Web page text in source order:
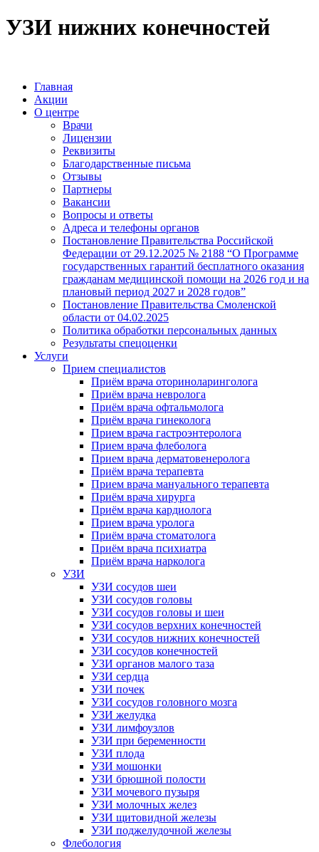
УЗИ нижних конечностей
Главная
Акции
О центре
Врачи
Лицензии
Реквизиты
Благодарственные письма
Отзывы
Партнеры
Вакансии
Вопросы и ответы
Адреса и телефоны органов
Постановление Правительства Российской
Федерации от 29.12.2025 № 2188 “О Программе
государственных гарантий бесплатного оказания
гражданам медицинской помощи на 2026 год и на
плановый период 2027 и 2028 годов”
Постановление Правительства Смоленской
области от 04.02.2025
Политика обработки персональных данных
Результаты спецоценки
Услуги
Прием специалистов
Приём врача оториноларинголога
Приём врача невролога
Приём врача офтальмолога
Приём врача гинеколога
Прием врача гастроэнтеролога
Прием врача флеболога
Прием врача дерматовенеролога
Приём врача терапевта
Прием врача мануального терапевта
Приём врача хирурга
Приём врача кардиолога
Прием врача уролога
Приём врача стоматолога
Приём врача психиатра
Приём врача нарколога
УЗИ
УЗИ сосудов шеи
УЗИ сосудов головы
УЗИ сосудов головы и шеи
УЗИ сосудов верхних конечностей
УЗИ сосудов нижних конечностей
УЗИ сосудов конечностей
УЗИ органов малого таза
УЗИ сердца
УЗИ почек
УЗИ сосудов головного мозга
УЗИ желудка
УЗИ лимфоузлов
УЗИ при беременности
УЗИ плода
УЗИ мошонки
УЗИ брюшной полости
УЗИ мочевого пузыря
УЗИ молочных желез
УЗИ щитовидной железы
УЗИ поджелудочной железы
Флебология